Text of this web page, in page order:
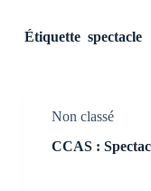
Étiquette spectacle
Non classé
CCAS :